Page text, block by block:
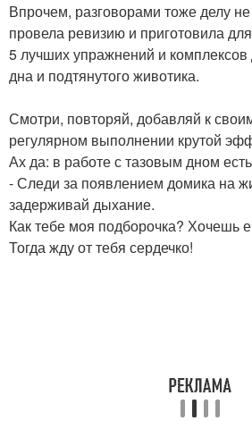
Впрочем, разговорами тоже делу
провела ревизию и приготовила
5 лучших упражнений и
дна и подтянутого животика.
Смотри, повторяй, добавляй к
регулярном выполнении крутой
Ах да: в работе с тазовым дном
- Следи за появлением домика на
задерживай дыхание.
Как тебе моя подборочка? Хочешь
Тогда жду от тебя сердечко!